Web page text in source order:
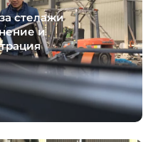
стелажи
и